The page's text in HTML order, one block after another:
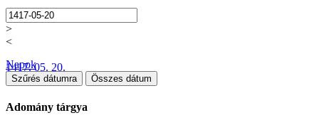
>
<
1417. 05. 20.
Napok
Szűrés dátumra Összes dátum
Adomány tárgya